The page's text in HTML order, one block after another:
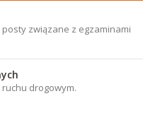
związane z egzaminami
drogowym.